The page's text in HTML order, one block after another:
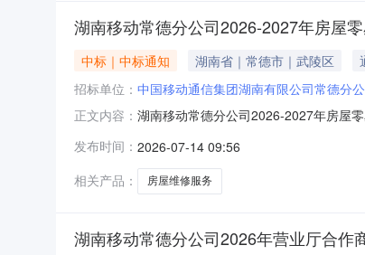
湖南移动常德分公司2026-2027年房屋
中标｜中标通知 湖南省｜常德市｜武陵区
招标单位： 中国移动通信集团湖南有限公司常德分
正文内容： 湖南移动常德分公司2026-2027年房屋
发布时间： 2026-07-14 09:56
相关产品：
房屋维修服务
湖南移动常德分公司2026年营业厅合作